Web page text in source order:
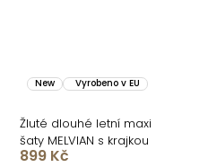
New Vyrobeno v EU
Žluté dlouhé letní maxi
šaty MELVIAN s krajkou
899 Kč